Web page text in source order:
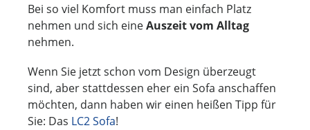
Bei so viel Komfort muss man einfach Platz
nehmen und sich eineAuszeit vom Alltag
nehmen.
Wenn Sie jetzt schon vom Design überzeugt
sind, aber stattdessen eher ein Sofa anschaffen
möchten, dann haben wir einen heißen Tipp für
Sie: Das LC2 Sofa!